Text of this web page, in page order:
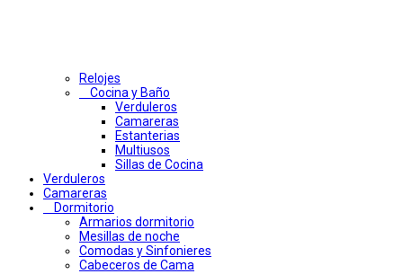
Relojes
Cocina y Baño
Verduleros
Camareras
Estanterias
Multiusos
Sillas de Cocina
Verduleros
Camareras
Dormitorio
Armarios dormitorio
Mesillas de noche
Comodas y Sinfonieres
Cabeceros de Cama